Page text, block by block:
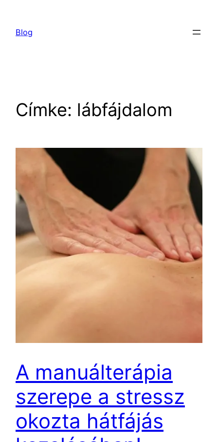
tartalomhoz
Blog
Címke: lábfájdalom
A manuálterápia
szerepe a stressz
okozta hátfájás